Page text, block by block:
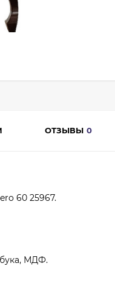
ОТЗЫВЫ 0
60 25967.
МДФ.